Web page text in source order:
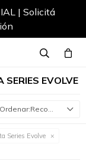
| Solicitá
SERIES EVOLVE
Recomendados
Series Evolve